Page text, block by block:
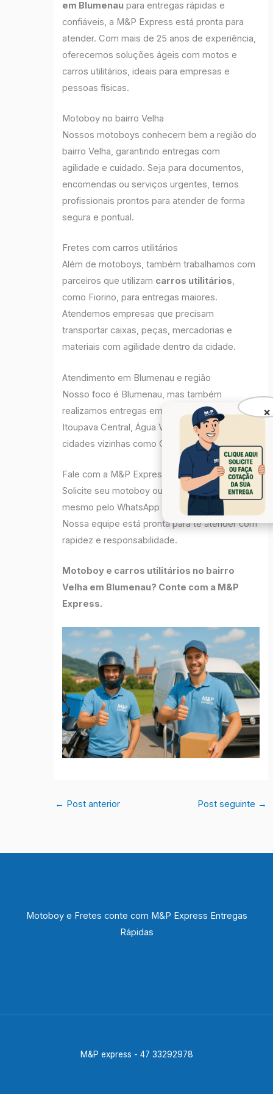
em Blumenau para entregas rápidas e
confiáveis, a M&P Express está pronta para
atender. Com mais de 25 anos de experiência,
oferecemos soluções ágeis com motos e
carros utilitários, ideais para empresas e
pessoas físicas.
Motoboy no bairro Velha
Nossos motoboys conhecem bem a região do
bairro Velha, garantindo entregas com
agilidade e cuidado. Seja para documentos,
encomendas ou serviços urgentes, temos
profissionais prontos para atender de forma
segura e pontual.
Fretes com carros utilitários
Além de motoboys, também trabalhamos com
parceiros que utilizam carros utilitários,
como Fiorino, para entregas maiores.
Atendemos empresas que precisam
transportar caixas, peças, mercadorias e
materiais com agilidade dentro da cidade.
Atendimento em Blumenau e região
Nosso foco é Blumenau, mas também
realizamos entregas em bairros como Garcia,
Itoupava Central, Água Verde, Fortaleza e nas
cidades vizinhas como Gaspar, Indaial e Ilhota.
Fale com a M&P Express
Solicite seu motoboy ou frete leve agora
mesmo pelo WhatsApp
(47) 99646-6888
Nossa equipe está pronta para te atender com
rapidez e responsabilidade.
Motoboy e carros utilitários no bairro
Velha em Blumenau? Conte com a M&P
Express.
← Post anterior Post seguinte →
Motoboy e Fretes conte com M&P Express Entregas
Rápidas
M&P express - 47 33292978
×